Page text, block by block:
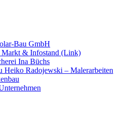
Bau GmbH
& Infostand (Link)
Ina Büchs
Heiko Radojewski – Malerarbeiten